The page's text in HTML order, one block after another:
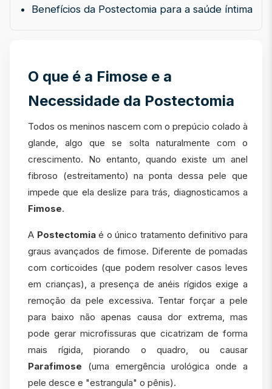
Benefícios da Postectomia para a saúde íntima
O que é a Fimose e a
Necessidade da Postectomia
Todos os meninos nascem com o prepúcio colado à
glande, algo que se solta naturalmente com o
crescimento. No entanto, quando existe um anel
fibroso (estreitamento) na ponta dessa pele que
impede que ela deslize para trás, diagnosticamos a
Fimose.
A Postectomiaé o único tratamento definitivo para
graus avançados de fimose. Diferente de pomadas
com corticoides (que podem resolver casos leves
em crianças), a presença de anéis rígidos exige a
remoção da pele excessiva. Tentar forçar a pele
para baixo não apenas causa dor extrema, mas
pode gerar microfissuras que cicatrizam de forma
mais rígida, piorando o quadro, ou causar
Parafimose (uma emergência urológica onde a
pele desce e "estrangula" o pênis).